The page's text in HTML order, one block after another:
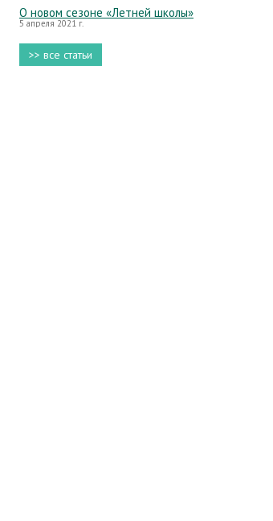
О новом сезоне «Летней школы»
5 апреля 2021 г.
>> все статьи